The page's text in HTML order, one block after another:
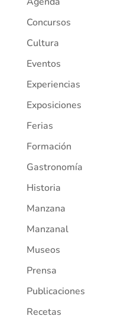
Concursos
Cultura
Eventos
Experiencias
Exposiciones
Ferias
Formación
Gastronomía
Historia
Manzana
Manzanal
Museos
Prensa
Publicaciones
Recetas